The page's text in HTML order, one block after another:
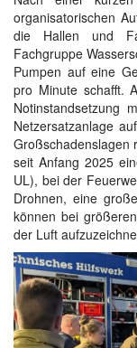
organisatorischen
die Hallen und
Fachgruppe
Pumpen auf eine
pro Minute schafft.
Notinstandsetzung
Netzersatzanlage
Großschadenslagen
seit Anfang 2025
UL), bei der
Drohnen, eine
können bei
der Luft